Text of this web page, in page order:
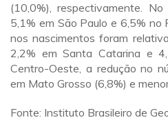
(10,0%), respectivamente.
5,1% em São Paulo e 6,5% no
nos nascimentos foram
2,2% em Santa Catarina e
Centro-Oeste, a redução no
em Mato Grosso (6,8%) e
Fonte: Instituto Brasileiro de